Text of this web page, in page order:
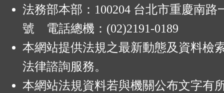
法務部本部：100204 台北市重慶南路
號 電話總機：(02)2191-0189
本網站提供法規之最新動態及資料檢
法律諮詢服務。
本網站法規資料若與機關公布文字有